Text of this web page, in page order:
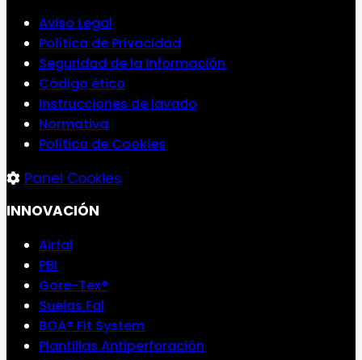
Aviso Legal
Política de Privacidad
Seguridad de la Información
Código ético
Instrucciones de lavado
Normativa
Política de Cookies
Panel Cookies
INNOVACIÓN
Airfal
PBI
Gore-Tex®
Suelas Fal
BOA® Fit System
Plantillas Antiperforación